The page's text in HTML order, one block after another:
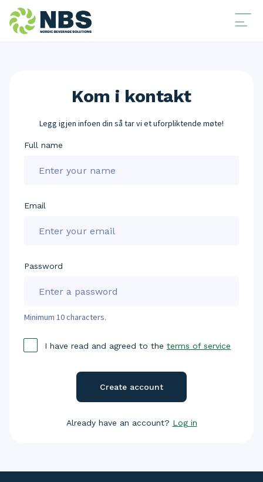
Kom i kontakt
Legg igjen infoen din så tar vi et uforpliktende møte!
Full name
Email
Password
Minimum 10 characters.
I have read and agreed to the terms of service
Already have an account? Log in